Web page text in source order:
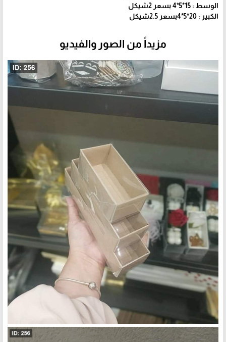
الوسط : 15*5*4 بسعر 2شيكل
الكبير : 20*5*4بسعر 2.5شيكل
مزيداً من الصور والفيديو